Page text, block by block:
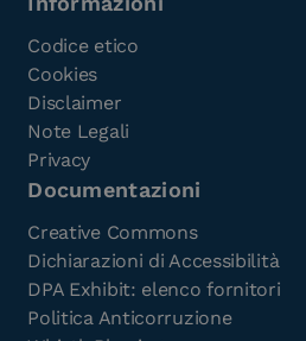
Codice etico
Cookies
Disclaimer
Note Legali
Privacy
Documentazioni
Creative Commons
Dichiarazioni di Accessibilità
DPA Exhibit: elenco fornitori
Politica Anticorruzione